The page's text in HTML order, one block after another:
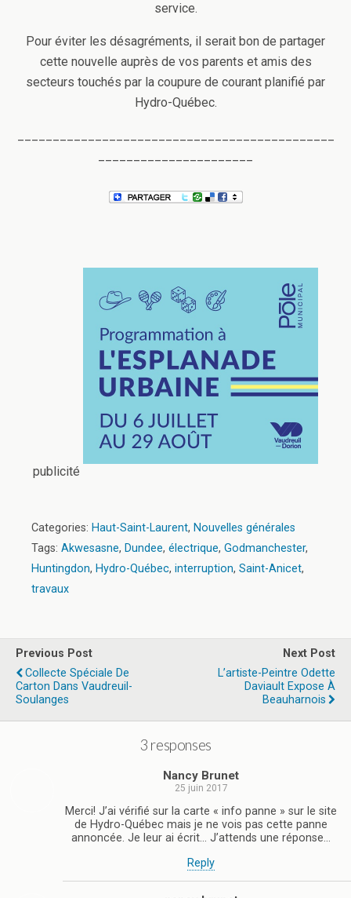
service.
Pour éviter les désagréments, il serait bon de partager
cette nouvelle auprès de vos parents et amis des
secteurs touchés par la coupure de courant planifié par
Hydro-Québec.
publicité
Categories: Haut-Saint-Laurent, Nouvelles générales
Tags: Akwesasne, Dundee, électrique, Godmanchester,
Huntingdon, Hydro-Québec, interruption, Saint-Anicet,
travaux
Previous Post
Collecte Spéciale De
Carton Dans Vaudreuil-
Soulanges
Next Post
L’artiste-Peintre Odette
Daviault Expose À
Beauharnois
3 responses
Nancy Brunet
25 juin 2017
Merci! J’ai vérifié sur la carte « info panne » sur le site
de Hydro-Québec mais je ne vois pas cette panne
annoncée. Je leur ai écrit… J’attends une réponse…
Reply